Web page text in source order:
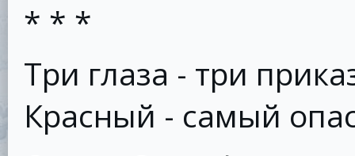
* * *
Три глаза - три
Красный - самый